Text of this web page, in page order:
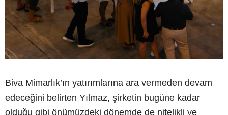
Biva Mimarlık’ın yatırımlarına ara vermeden devam
edeceğini belirten Yılmaz, şirketin bugüne kadar
olduğu gibi önümüzdeki dönemde de nitelikli ve